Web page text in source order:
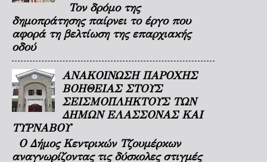
Τον δρόμο της
δημοπράτησης παίρνει το έργο που
αφορά τη βελτίωση της επαρχιακής
οδού
ΑΝΑΚΟΙΝΩΣΗ ΠΑΡΟΧΗΣ
ΒΟΗΘΕΙΑΣ ΣΤΟΥΣ
ΣΕΙΣΜΟΠΛΗΚΤΟΥΣ ΤΩΝ
ΔΗΜΩΝ ΕΛΑΣΣΟΝΑΣ ΚΑΙ
ΤΥΡΝΑΒΟΥ
Ο Δήμος Κεντρικών Τζουμέρκων
αναγνωρίζοντας τις δύσκολες στιγμές